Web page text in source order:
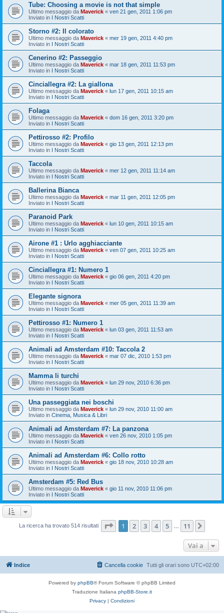
Tube: Choosing a movie is not that simple
Ultimo messaggio da Maverick « ven 21 gen, 2011 1:06 pm
Inviato in I Nostri Scatti
Storno #2: Il colorato
Ultimo messaggio da Maverick « mer 19 gen, 2011 4:40 pm
Inviato in I Nostri Scatti
Cenerino #2: Passeggio
Ultimo messaggio da Maverick « mar 18 gen, 2011 11:53 pm
Inviato in I Nostri Scatti
Cinciallegra #2: La giallona
Ultimo messaggio da Maverick « lun 17 gen, 2011 10:15 am
Inviato in I Nostri Scatti
Folaga
Ultimo messaggio da Maverick « dom 16 gen, 2011 3:20 pm
Inviato in I Nostri Scatti
Pettirosso #2: Profilo
Ultimo messaggio da Maverick « gio 13 gen, 2011 12:13 pm
Inviato in I Nostri Scatti
Taccola
Ultimo messaggio da Maverick « mer 12 gen, 2011 11:14 am
Inviato in I Nostri Scatti
Ballerina Bianca
Ultimo messaggio da Maverick « mar 11 gen, 2011 12:05 pm
Inviato in I Nostri Scatti
Paranoid Park
Ultimo messaggio da Maverick « lun 10 gen, 2011 10:15 am
Inviato in I Nostri Scatti
Airone #1 : Urlo agghiacciante
Ultimo messaggio da Maverick « ven 07 gen, 2011 10:25 am
Inviato in I Nostri Scatti
Cinciallegra #1: Numero 1
Ultimo messaggio da Maverick « gio 06 gen, 2011 4:20 pm
Inviato in I Nostri Scatti
Elegante signora
Ultimo messaggio da Maverick « mer 05 gen, 2011 11:39 am
Inviato in I Nostri Scatti
Pettirosso #1: Numero 1
Ultimo messaggio da Maverick « lun 03 gen, 2011 11:53 am
Inviato in I Nostri Scatti
Animali ad Amsterdam #10: Taccola 2
Ultimo messaggio da Maverick « mar 07 dic, 2010 1:53 pm
Inviato in I Nostri Scatti
Mamma li turchi
Ultimo messaggio da Maverick « lun 29 nov, 2010 6:36 pm
Inviato in I Nostri Scatti
Una passeggiata nei boschi
Ultimo messaggio da Maverick « lun 29 nov, 2010 11:00 am
Inviato in Cinema, Musica & Libri
Animali ad Amsterdam #7: La panzona
Ultimo messaggio da Maverick « ven 26 nov, 2010 1:05 pm
Inviato in I Nostri Scatti
Animali ad Amsterdam #6: Collo rotto
Ultimo messaggio da Maverick « gio 18 nov, 2010 10:28 am
Inviato in I Nostri Scatti
Amsterdam #5: Red Bus
Ultimo messaggio da Maverick « gio 11 nov, 2010 11:06 pm
Inviato in I Nostri Scatti
La ricerca ha trovato 514 risultati Pagina di 11
1 2 3 4 5 11
Vai a
Indice Tutti gli orari sono UTC+02:00
Cancella cookie
Powered by phpBB® Forum Software © phpBB Limited
Traduzione Italiana phpBB-Store.it
Privacy | Condizioni